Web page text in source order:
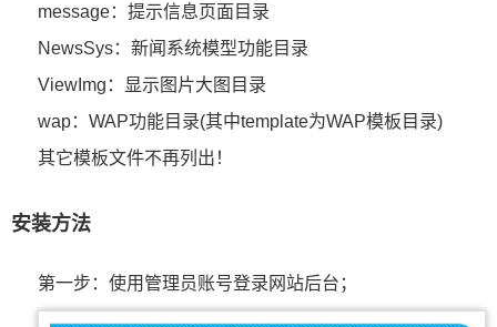
message：提示信息页面目录
NewsSys：新闻系统模型功能目录
ViewImg：显示图片大图目录
wap：WAP功能目录(其中template为WAP模板目录)
其它模板文件不再列出！
安装方法
第一步：使用管理员账号登录网站后台；